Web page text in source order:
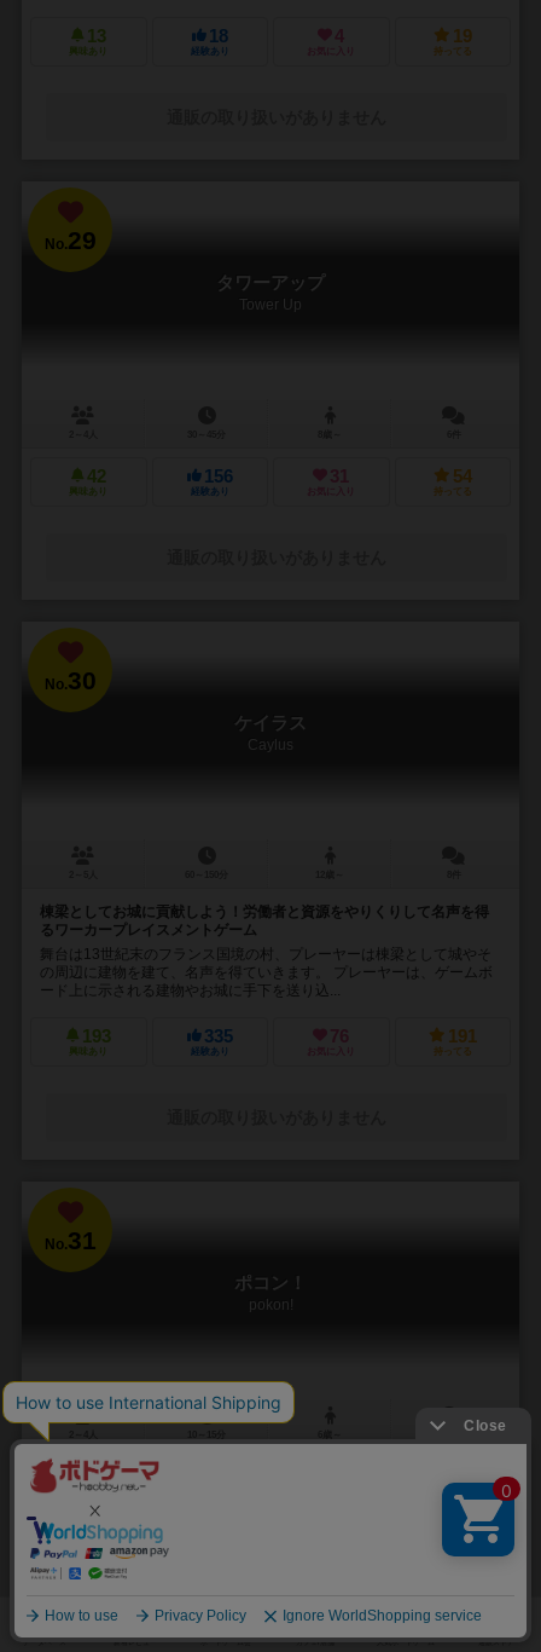
13
興味あり
18
経験あり
4
お気に入り
19
持ってる
No.29
タワーアップ
Tower Up
42
興味あり
156
経験あり
31
お気に入り
54
持ってる
No.30
ケイラス
Caylus
棟梁としてお城に貢献しよう！労働者と資源をやりくりして名声を得
るワーカープレイスメントゲーム
舞台は13世紀末のフランス国境の村、プレーヤーは棟梁として城やそ
の周辺に建物を建て、名声を得ていきます。 プレーヤーは、ゲームボ
ード上に示される建物やお城に手下を送り込...
193
興味あり
335
経験あり
76
お気に入り
191
持ってる
No.31
ポコン！
pokon!
いつでもどこでも誰とでも楽しめる、狐と狸の化かし合い！
「いつでも、どこでも、誰とでも――」 そんな、取り回しの良さが徹
底的に追求されたゲームです。 相手のコマを挟むと裏返せるのはリバ
ーシと同じですが、両チームにそれぞれ４...
42